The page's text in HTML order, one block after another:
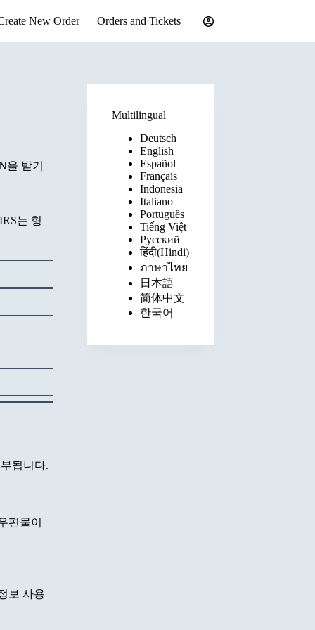
New Order Orders and Tickets
받기
는 형
됩니다.
편물이
보 사용
Multilingual
Deutsch
English
Español
Français
Indonesia
Italiano
Português
Tiếng Việt
Русский
हिंदी(Hindi)
ภาษาไทย
日本語
简体中文
한국어